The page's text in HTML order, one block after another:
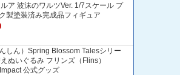
ア 波沫のワルツVer. 1/7スケール プ
製塗装済み完成品フィギュア
しん）Spring Blossom Talesシリー
ぬいぐるみ フリンズ（Flins）
公式グッズ